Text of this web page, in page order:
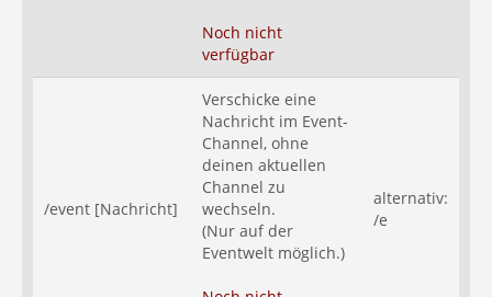
Noch nicht
verfügbar
/event [Nachricht]
Verschicke eine
Nachricht im Event-
Channel, ohne
deinen aktuellen
Channel zu
wechseln.
(Nur auf der
Eventwelt möglich.)
alternativ:
/e